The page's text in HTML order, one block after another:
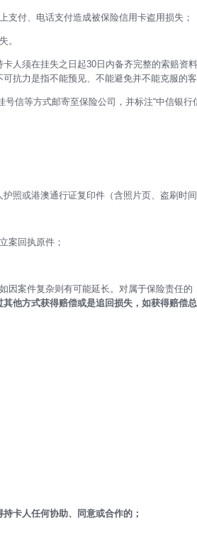
支付、电话支付造成被保险信用卡盗用损失；
。
人须在挂失之日起30日内备齐完整的索赔
抗力是指不能预见、不能避免并不能克服的客
信等方式邮寄至保险公司，并标注“中信银行
照或港澳通行证复印件（含照片页、盗刷时
案回执原件；
案件复杂则有可能延长。对属于保险责任
他方式获得赔偿或是追回损失，如获得赔偿
卡人任何协助、同意或合作的；